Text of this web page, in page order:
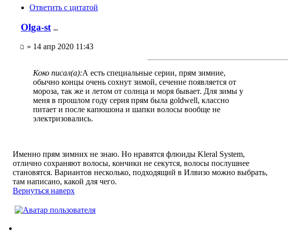
Ответить с цитатой
Olga-st ...
» 14 апр 2020 11:43
Коко писал(а):А есть специальные серии, прям зимние,
обычно концы очень сохнут зимой, сечение появляется от
мороза, так же и летом от солнца и моря бывает. Для зимы у
меня в прошлом году серия прям была goldwell, классно
питает и после капюшона и шапки волосы вообще не
электризовались.
Именно прям зимних не знаю. Но нравятся флюиды Kleral System,
отлично сохраняют волосы, кончики не секутся, волосы послушнее
становятся. Вариантов несколько, подходящий в Илвизо можно выбрать,
там написано, какой для чего.
Вернуться наверх